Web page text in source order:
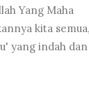
Yang Maha
kita semua,
yang indah dan